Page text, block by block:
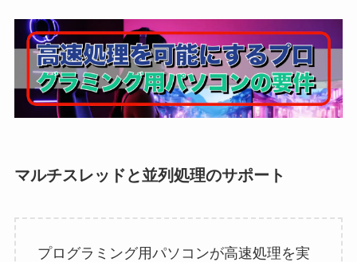
マルチスレッドと並列処理のサポート
プログラミング用パソコンが高速処理を実